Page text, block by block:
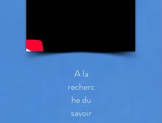
A la
recherc
he du
savoir